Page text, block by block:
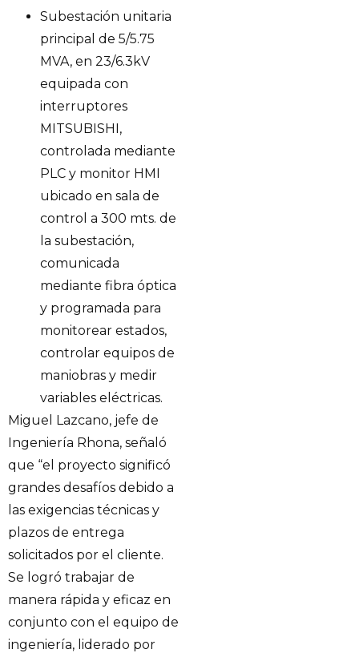
Subestación unitaria
principal de 5/5.75
MVA, en 23/6.3kV
equipada con
interruptores
MITSUBISHI,
controlada mediante
PLC y monitor HMI
ubicado en sala de
control a 300 mts. de
la subestación,
comunicada
mediante fibra óptica
y programada para
monitorear estados,
controlar equipos de
maniobras y medir
variables eléctricas.
Miguel Lazcano, jefe de
Ingeniería Rhona, señaló
que “el proyecto significó
grandes desafíos debido a
las exigencias técnicas y
plazos de entrega
solicitados por el cliente.
Se logró trabajar de
manera rápida y eficaz en
conjunto con el equipo de
ingeniería, liderado por